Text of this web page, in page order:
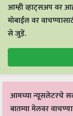
आम्ही व्हाट्सअप वर
मोबाईल वर
से जुड़ें.
आमच्या न्यूसलेटरचे
बातम्या मेलवर